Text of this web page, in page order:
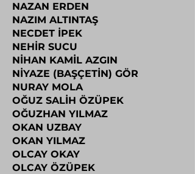
NAZAN ERDEN
NAZIM ALTINTAŞ
NECDET İPEK
NEHİR SUCU
NİHAN KAMİL AZGIN
NİYAZE (BAŞÇETİN) GÖR
NURAY MOLA
OĞUZ SALİH ÖZÜPEK
OĞUZHAN YILMAZ
OKAN UZBAY
OKAN YILMAZ
OLCAY OKAY
OLCAY ÖZÜPEK